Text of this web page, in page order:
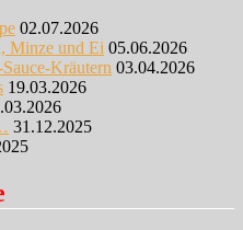
02.07.2026
Minze und Ei 05.06.2026
Kräutern 03.04.2026
19.03.2026
31.12.2025